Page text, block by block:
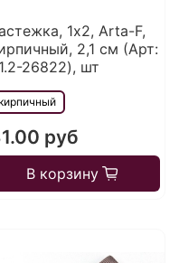
1х2, Arta-F,
2,1 см (Арт:
26822), шт
кирпичный
руб
В корзину